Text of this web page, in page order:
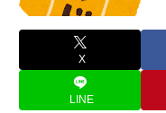
X
LINE